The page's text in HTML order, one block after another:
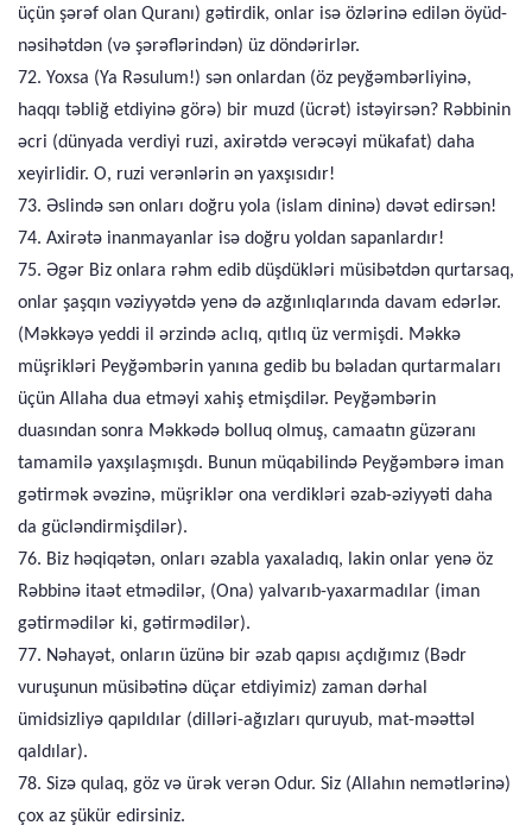
üçün şərəf olan Quranı) gətirdik, onlar isə özlərinə edilən öyüd-
nəsihətdən (və şərəflərindən) üz döndərirlər.
72. Yoxsa (Ya Rəsulum!) sən onlardan (öz peyğəmbərliyinə,
haqqı təbliğ etdiyinə görə) bir muzd (ücrət) istəyirsən? Rəbbinin
əcri (dünyada verdiyi ruzi, axirətdə verəcəyi mükafat) daha
xeyirlidir. O, ruzi verənlərin ən yaxşısıdır!
73. Əslində sən onları doğru yola (islam dininə) dəvət edirsən!
74. Axirətə inanmayanlar isə doğru yoldan sapanlardır!
75. Əgər Biz onlara rəhm edib düşdükləri müsibətdən qurtarsaq,
onlar şaşqın vəziyyətdə yenə də azğınlıqlarında davam edərlər.
(Məkkəyə yeddi il ərzində aclıq, qıtlıq üz vermişdi. Məkkə
müşrikləri Peyğəmbərin yanına gedib bu bəladan qurtarmaları
üçün Allaha dua etməyi xahiş etmişdilər. Peyğəmbərin
duasından sonra Məkkədə bolluq olmuş, camaatın güzəranı
tamamilə yaxşılaşmışdı. Bunun müqabilində Peyğəmbərə iman
gətirmək əvəzinə, müşriklər ona verdikləri əzab-əziyyəti daha
da gücləndirmişdilər).
76. Biz həqiqətən, onları əzabla yaxaladıq, lakin onlar yenə öz
Rəbbinə itaət etmədilər, (Ona) yalvarıb-yaxarmadılar (iman
gətirmədilər ki, gətirmədilər).
77. Nəhayət, onların üzünə bir əzab qapısı açdığımız (Bədr
vuruşunun müsibətinə düçar etdiyimiz) zaman dərhal
ümidsizliyə qapıldılar (dilləri-ağızları quruyub, mat-məəttəl
qaldılar).
78. Sizə qulaq, göz və ürək verən Odur. Siz (Allahın nemətlərinə)
çox az şükür edirsiniz.